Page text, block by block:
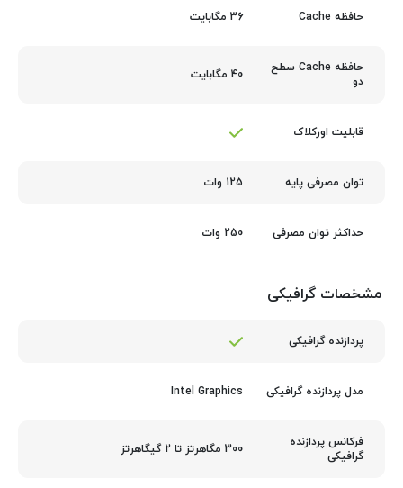
حافظه Cache 36 مگابایت
حافظه Cache سطح
دو
40 مگابایت
قابلیت اورکلاک
توان مصرفی پایه 125 وات
حداکثر توان مصرفی 250 وات
مشخصات گرافیکی
پردازنده گرافیکی
مدل پردازنده گرافیکی Intel Graphics
فرکانس پردازنده
گرافیکی
300 مگاهرتز تا 2 گیگاهرتز